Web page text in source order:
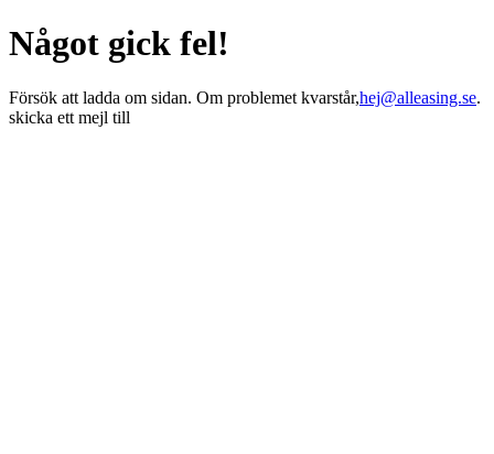
Något gick fel!
Försök att ladda om sidan. Om problemet kvarstår,hej@alleasing.se.
skicka ett mejl till